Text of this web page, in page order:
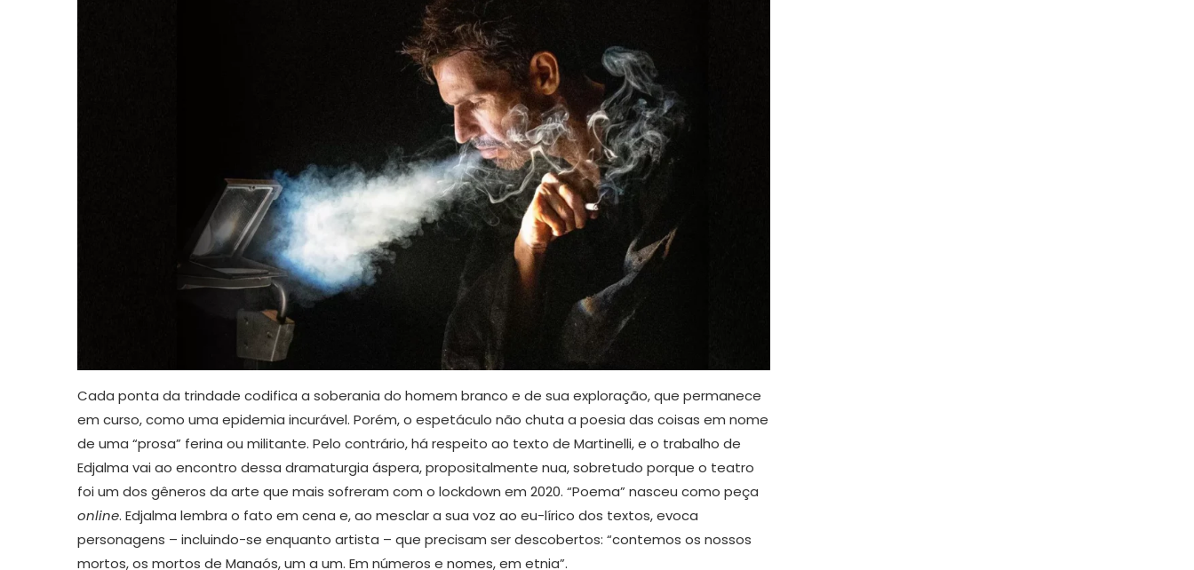
Cada ponta da trindade codifica a soberania do homem branco e de sua exploração, que permanece
em curso, como uma epidemia incurável. Porém, o espetáculo não chuta a poesia das coisas em nome
de uma “prosa” ferina ou militante. Pelo contrário, há respeito ao texto de Martinelli, e o trabalho de
Edjalma vai ao encontro dessa dramaturgia áspera, propositalmente nua, sobretudo porque o teatro
foi um dos gêneros da arte que mais sofreram com o lockdown em 2020. “Poema” nasceu como peça
online. Edjalma lembra o fato em cena e, ao mesclar a sua voz ao eu-lírico dos textos, evoca
personagens – incluindo-se enquanto artista – que precisam ser descobertos: “contemos os nossos
mortos, os mortos de Manaós, um a um. Em números e nomes, em etnia”.